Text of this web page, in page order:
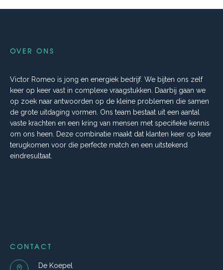
OVER ONS
Victor Romeo is jong en energiek bedrijf. We bijten ons zelf
keer op keer vast in complexe vraagstukken. Daarbij gaan we
op zoek naar antwoorden op de kleine problemen die samen
de grote uitdaging vormen. Ons team bestaat uit een aantal
vaste krachten en een kring van mensen met specifieke kennis
om ons heen. Deze combinatie maakt dat klanten keer op keer
terugkomen voor die perfecte match en een uitstekend
eindresultaat.
CONTACT
De Koepel